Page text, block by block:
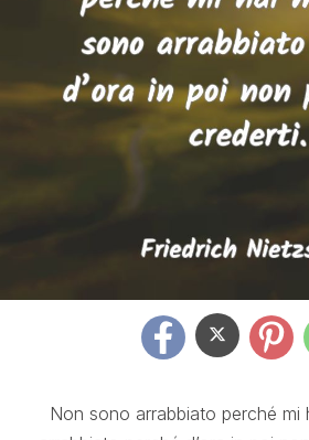
Non sono arrabbiato perché mi